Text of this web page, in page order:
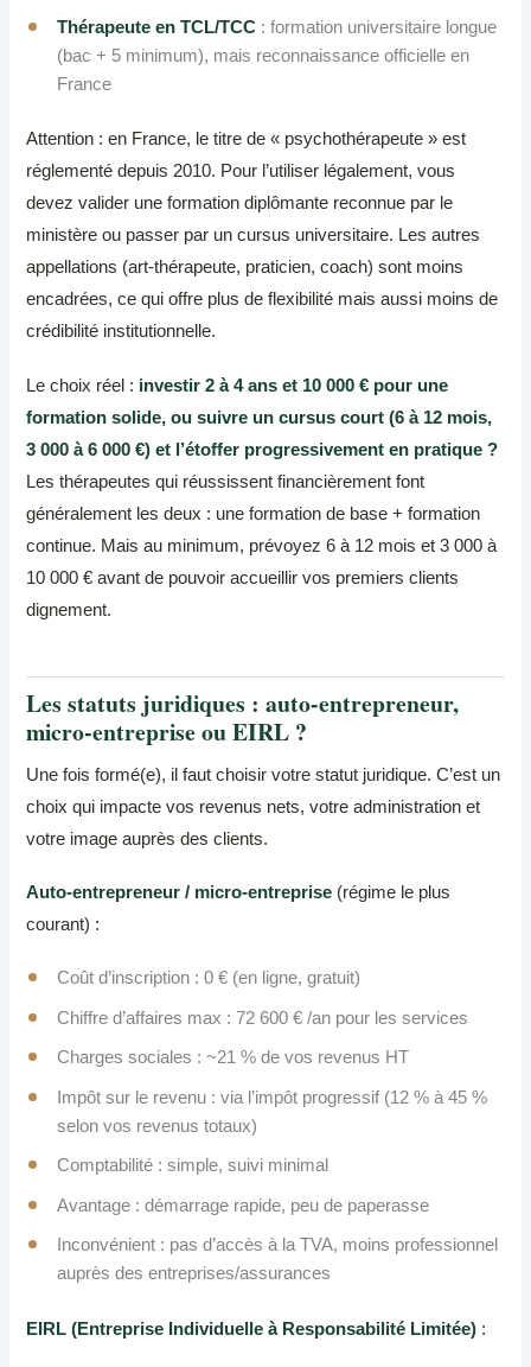
Thérapeute en TCL/TCC : formation universitaire longue
(bac + 5 minimum), mais reconnaissance officielle en
France
Attention : en France, le titre de « psychothérapeute » est
réglementé depuis 2010. Pour l’utiliser légalement, vous
devez valider une formation diplômante reconnue par le
ministère ou passer par un cursus universitaire. Les autres
appellations (art-thérapeute, praticien, coach) sont moins
encadrées, ce qui offre plus de flexibilité mais aussi moins de
crédibilité institutionnelle.
Le choix réel : investir 2 à 4 ans et 10 000 € pour une
formation solide, ou suivre un cursus court (6 à 12 mois,
3 000 à 6 000 €) et l’étoffer progressivement en pratique ?
Les thérapeutes qui réussissent financièrement font
généralement les deux : une formation de base + formation
continue. Mais au minimum, prévoyez 6 à 12 mois et 3 000 à
10 000 € avant de pouvoir accueillir vos premiers clients
dignement.
Les statuts juridiques : auto-entrepreneur,
micro-entreprise ou EIRL ?
Une fois formé(e), il faut choisir votre statut juridique. C’est un
choix qui impacte vos revenus nets, votre administration et
votre image auprès des clients.
Auto-entrepreneur / micro-entreprise (régime le plus
courant) :
Coût d’inscription : 0 € (en ligne, gratuit)
Chiffre d’affaires max : 72 600 € /an pour les services
Charges sociales : ~21 % de vos revenus HT
Impôt sur le revenu : via l’impôt progressif (12 % à 45 %
selon vos revenus totaux)
Comptabilité : simple, suivi minimal
Avantage : démarrage rapide, peu de paperasse
Inconvénient : pas d’accès à la TVA, moins professionnel
auprès des entreprises/assurances
EIRL (Entreprise Individuelle à Responsabilité Limitée) :